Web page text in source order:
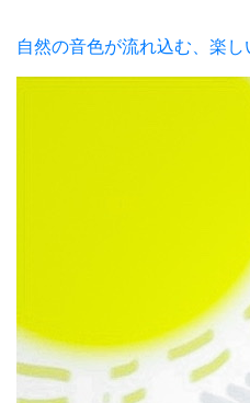
自然の音色が流れ込む、楽